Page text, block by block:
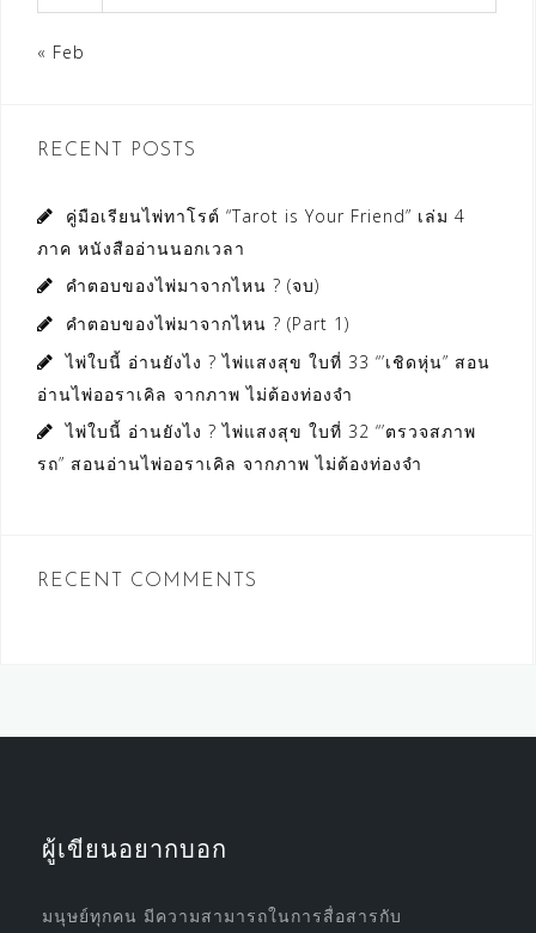
« Feb
RECENT POSTS
คู่มือเรียนไพ่ทาโรต์ “Tarot is Your Friend” เล่ม 4
ภาค หนังสืออ่านนอกเวลา
คำตอบของไพ่มาจากไหน ? (จบ)
คำตอบของไพ่มาจากไหน ? (Part 1)
ไพ่ใบนี้ อ่านยังไง ? ไพ่แสงสุข ใบที่ 33 “’เชิดหุ่น” สอน
อ่านไพ่ออราเคิล จากภาพ ไม่ต้องท่องจำ
ไพ่ใบนี้ อ่านยังไง ? ไพ่แสงสุข ใบที่ 32 “’ตรวจสภาพ
รถ” สอนอ่านไพ่ออราเคิล จากภาพ ไม่ต้องท่องจำ
RECENT COMMENTS
ผู้เขียนอยากบอก
มนุษย์ทุกคน มีความสามารถในการสื่อสารกับ